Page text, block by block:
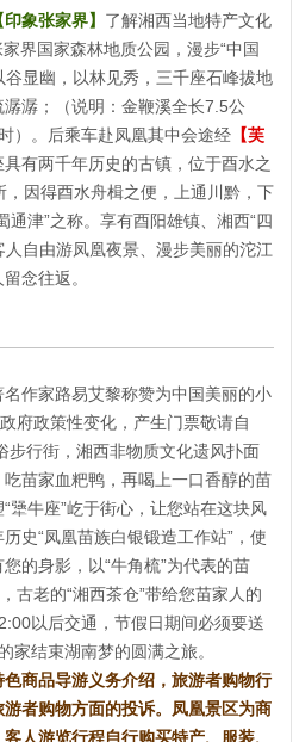
印象张家界】 了解湘西当地特产文化
界国家森林地质公园，漫步“中国
谷显幽，以林见秀，三千座石峰拔地
潺；（说明：金鞭溪全长7.5公
）。后乘车赴凤凰其中会途经 【芙
有两千年历史的古镇，位于酉水之
因得酉水舟楫之便，上通川黔，下
津”之称。享有酉阳雄镇、湘西“四
人自由游凤凰夜景、漫步美丽的沱江
念往返。
作家路易艾黎称赞为中国美丽的小
府政策性变化，产生门票敬请自
步行街，湘西非物质文化遗风扑面
苗家血粑鸭，再喝上一口香醇的苗
犟牛座”屹于街心，让您站在这块风
史“凤凰苗族白银锻造工作站”，使
的身影，以“牛角梳”为代表的苗
古老的“湘西茶仓”带给您苗家人的
以后交通，节假日期间必须要送
家结束湖南梦的圆满之旅。
商品导游义务介绍，旅游者购物行
者购物方面的投诉。凤凰景区为商
人游览行程自行购买特产、服装、